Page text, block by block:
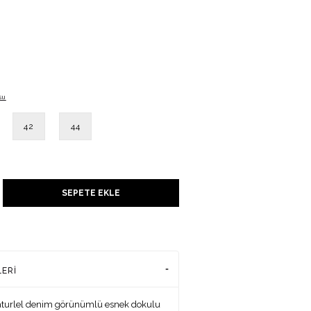
42 44
SEPETE EKLE
denim görünümlü esnek dokulu